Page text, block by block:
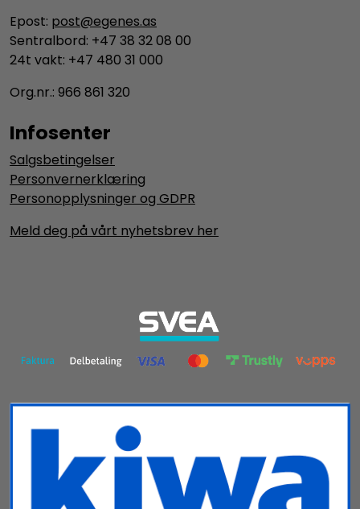
Epost: post@egenes.as
Sentralbord: +47 38 32 08 00
24t vakt: +47 480 31 000
Org.nr.: 966 861 320
Infosenter
Salgsbetingelser
Personvernerklæring
Personopplysninger og GDPR
Meld deg på vårt nyhetsbrev her